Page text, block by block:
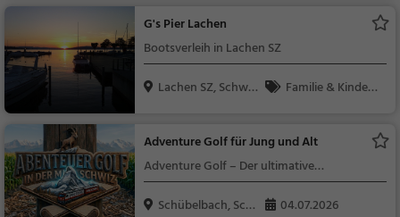
G's Pier Lachen
Bootsverleih in Lachen SZ
Lachen SZ, Schwei
Familie & Kinder,
Adventure Golf für Jung und Alt
Adventure Golf – Der ultimative
Lochwettstreit mit regionalem Genuss
Schübelbach, Sch
04.07.2026